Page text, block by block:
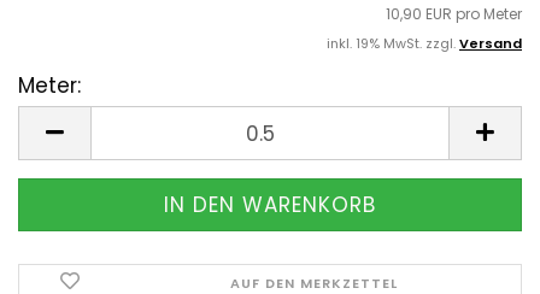
10,90 EUR pro Meter
inkl. 19% MwSt. zzgl.Versand
Meter:
AUF DEN MERKZETTEL